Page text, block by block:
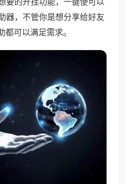
器，不管你是想分享给好友
可以满足需求。